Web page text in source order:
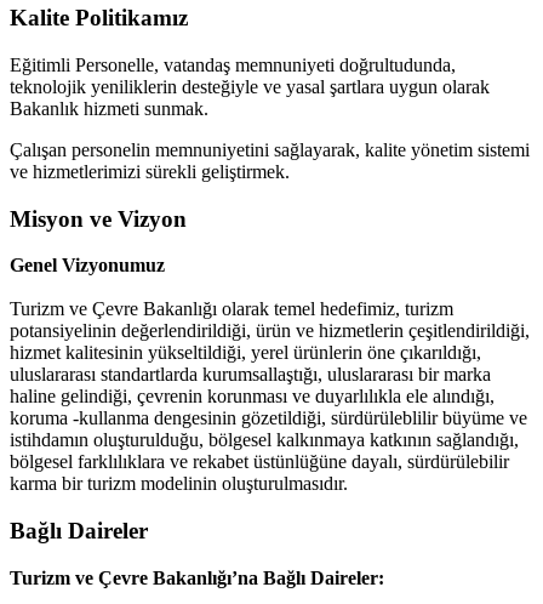
anketleri yapılacak ve sonuçları Turizm Bakanlığı
Uluslararası Turizm Rekabetçilik Endeksi
Kalite Politikamız
Eğitimli Personelle, vatandaş memnuniyeti doğrultudunda,
teknolojik yeniliklerin desteğiyle ve yasal şartlara uygun olarak
Bakanlık hizmeti sunmak.
Çalışan personelin memnuniyetini sağlayarak, kalite yönetim sistemi
ve hizmetlerimizi sürekli geliştirmek.
Misyon ve Vizyon
Genel Vizyonumuz
Turizm ve Çevre Bakanlığı olarak temel hedefimiz, turizm
potansiyelinin değerlendirildiği, ürün ve hizmetlerin çeşitlendirildiği,
hizmet kalitesinin yükseltildiği, yerel ürünlerin öne çıkarıldığı,
uluslararası standartlarda kurumsallaştığı, uluslararası bir marka
haline gelindiği, çevrenin korunması ve duyarlılıkla ele alındığı,
koruma -kullanma dengesinin gözetildiği, sürdürüleblilir büyüme ve
istihdamın oluşturulduğu, bölgesel kalkınmaya katkının sağlandığı,
bölgesel farklılıklara ve rekabet üstünlüğüne dayalı, sürdürülebilir
karma bir turizm modelinin oluşturulmasıdır.
Bağlı Daireler
Turizm ve Çevre Bakanlığı’na Bağlı Daireler: